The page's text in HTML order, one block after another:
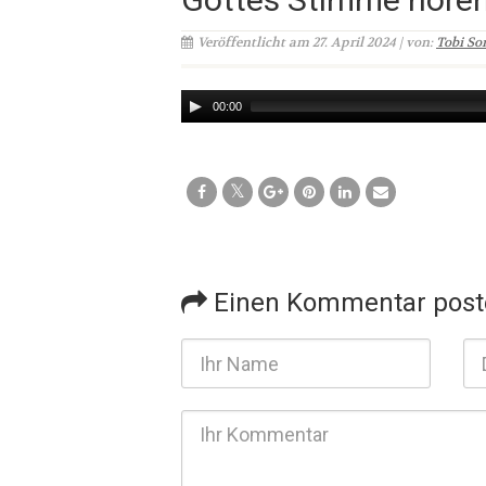
Veröffentlicht am 27. April 2024 | von: Tobi
Audio
Player
00:00
Einen Kommentar